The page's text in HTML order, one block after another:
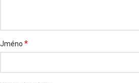
Jméno *